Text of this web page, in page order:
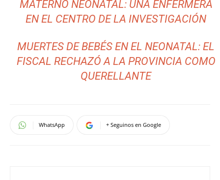
MATERNO NEONATAL: UNA ENFERMERA
EN EL CENTRO DE LA INVESTIGACIÓN
MUERTES DE BEBÉS EN EL NEONATAL: EL
FISCAL RECHAZÓ A LA PROVINCIA COMO
QUERELLANTE
WhatsApp + Seguinos en Google